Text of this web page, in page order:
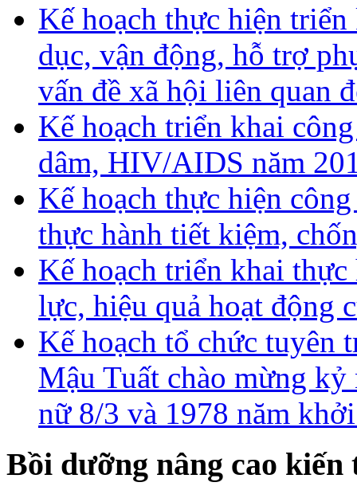
Kế hoạch thực hiện
dục, vận động, hỗ trợ
vấn đề xã hội liên quan
Kế hoạch triển khai
dâm, HIV/AIDS năm
Kế hoạch thực hiện
thực hành tiết kiệm,
Kế hoạch triển khai thực
lực, hiệu quả hoạt động
Kế hoạch tổ chức tuyên
Mậu Tuất chào mừng
nữ 8/3 và 1978 năm
Bồi dưỡng nâng cao kiến